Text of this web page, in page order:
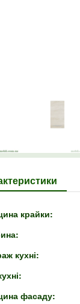
крайки:
кухні:
фасаду: